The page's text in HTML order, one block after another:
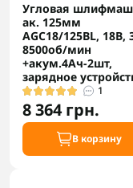
Угловая
ак. 125мм
AGC18/125BL, 18В,
8500об/мин
+акум.4Ач-2шт,
зарядное
1
8 364 грн.
В корзину